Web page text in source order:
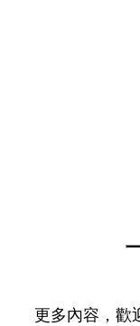
更多內容，歡